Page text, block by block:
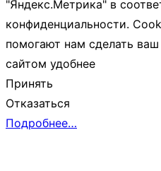
"Яндекс.Метрика" в
конфиденциальности.
помогают нам сделать
сайтом удобнее
Принять
Отказаться
Подробнее…